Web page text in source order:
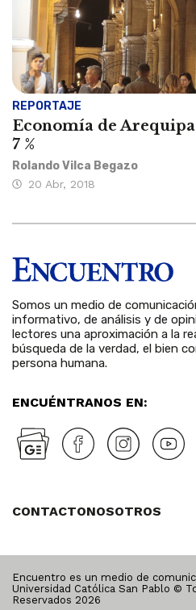
REPORTAJE
Economía de
7 %
Rolando Vilca Begazo
20 Abr, 2018
Somos un medio de
informativo, de análisis y de
lectores una aproximación a la
búsqueda de la verdad, el bien
persona humana.
ENCUÉNTRANOS EN:
CONTACTONOSOTROS
Encuentro es un medio de
Universidad Católica San Pablo ©
Reservados 2026